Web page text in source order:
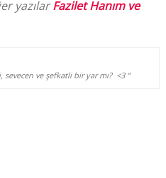
yazılarFazilet Hanım ve
sevecen ve şefkatli bir yar mı? <3 “